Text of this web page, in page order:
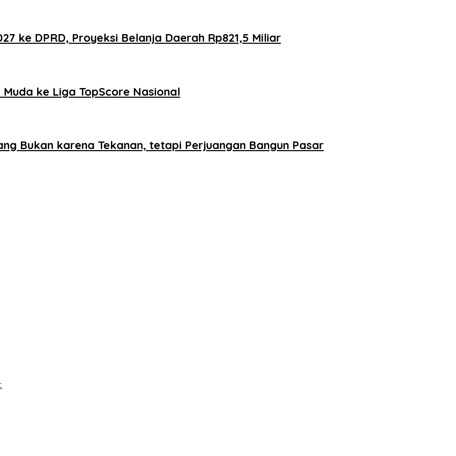
ke DPRD, Proyeksi Belanja Daerah Rp821,5 Miliar
ke Liga TopScore Nasional
Bukan karena Tekanan, tetapi Perjuangan Bangun Pasar